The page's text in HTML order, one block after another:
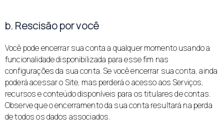
b. Rescisão por você
Você pode encerrar sua conta a qualquer momento usando a
funcionalidade disponibilizada para esse fim nas
configurações da sua conta. Se você encerrar sua conta, ainda
poderá acessar o Site, mas perderá o acesso aos Serviços,
recursos e conteúdo disponíveis para os titulares de contas.
Observe que o encerramento da sua conta resultará na perda
de todos os dados associados.